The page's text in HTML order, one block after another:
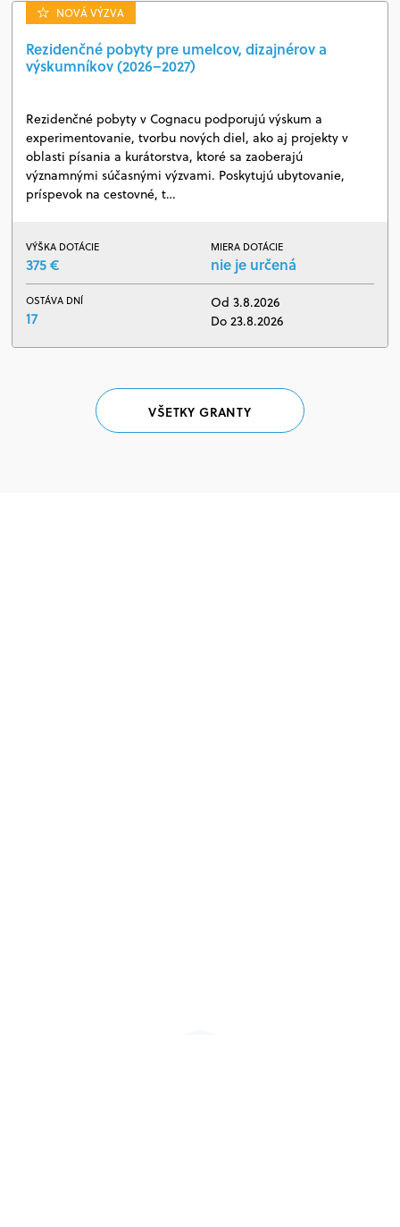
NOVÁ VÝZVA
Rezidenčné pobyty pre umelcov, dizajnérov a
výskumníkov (2026–2027)
Rezidenčné pobyty v Cognacu podporujú výskum a
experimentovanie, tvorbu nových diel, ako aj projekty v
oblasti písania a kurátorstva, ktoré sa zaoberajú
významnými súčasnými výzvami. Poskytujú ubytovanie,
príspevok na cestovné, t…
VÝŠKA DOTÁCIE
375 €
MIERA DOTÁCIE
nie je určená
OSTÁVA DNÍ
17
Od 3.8.2026
Do 23.8.2026
VŠETKY GRANTY